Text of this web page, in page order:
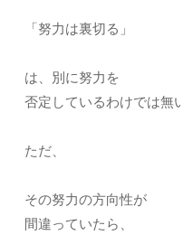
「努力は裏切る」
は、別に努力を
否定しているわけでは無い
ただ、
その努力の方向性が
間違っていたら、